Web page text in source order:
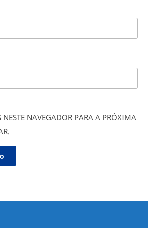
NAVEGADOR PARA A PRÓXIMA